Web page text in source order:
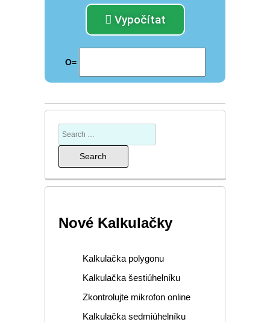
Vypočítat
O=
Nové Kalkulačky
Kalkulačka polygonu
Kalkulačka šestiúhelníku
Zkontrolujte mikrofon online
Kalkulačka sedmiúhelníku